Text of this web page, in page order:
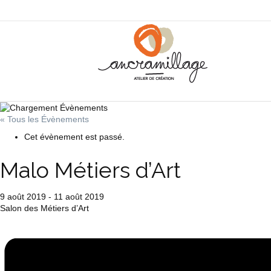
« Tous les Évènements
Cet évènement est passé.
Malo Métiers d’Art
9 août 2019 - 11 août 2019
Salon des Métiers d’Art